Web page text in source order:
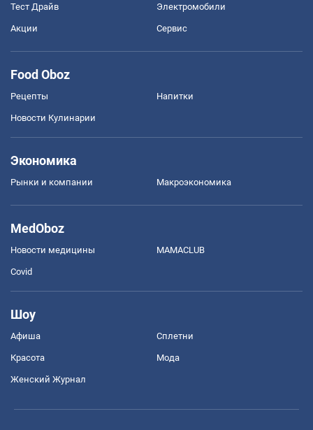
Тест Драйв Электромобили
Акции Сервис
Food Oboz
Рецепты Напитки
Новости Кулинарии
Экономика
Рынки и компании Mакроэкономика
MedOboz
Новости медицины MAMACLUB
Covid
Шоу
Афиша Сплетни
Красота Мода
Женский Журнал